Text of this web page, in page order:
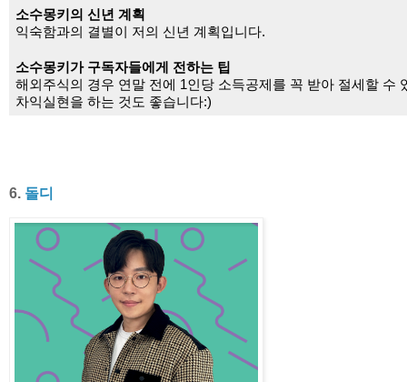
소수몽키의 신년 계획
익숙함과의 결별이 저의 신년 계획입니다.
소수몽키가 구독자들에게 전하는 팁
해외주식의 경우 연말 전에 1인당 소득공제를 꼭 받아 절세할 수
차익실현을 하는 것도 좋습니다:)
6. 돌디